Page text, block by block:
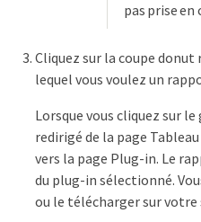
pas prise en
Cliquez sur la coupe
lequel vous voulez un
Lorsque vous cliquez sur
redirigé de la page
vers la page Plug-in. Le
du plug-in sélectionné.
ou le télécharger sur votre